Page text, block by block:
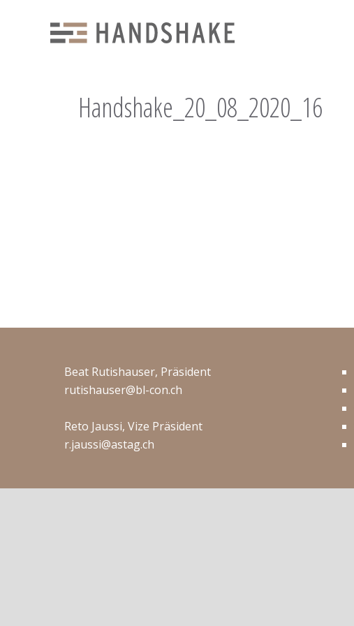
Handshake_20_08_2020_16
Beat Rutishauser, Präsident
rutishauser@bl-con.ch
Reto Jaussi, Vize Präsident
r.jaussi@astag.ch